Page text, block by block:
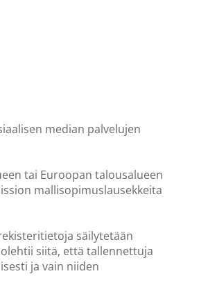
median palvelujen
tai Euroopan talousalueen
mallisopimuslausekkeita
säilytetään
siitä, että tallennettuja
ja vain niiden